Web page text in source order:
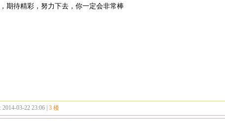
期待精彩，努力下去，你一定会非常棒
2014-03-22 23:06 | 3 楼